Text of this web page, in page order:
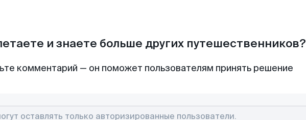
и знаете больше других путешественников?
комментарий — он поможет пользователям принять решение